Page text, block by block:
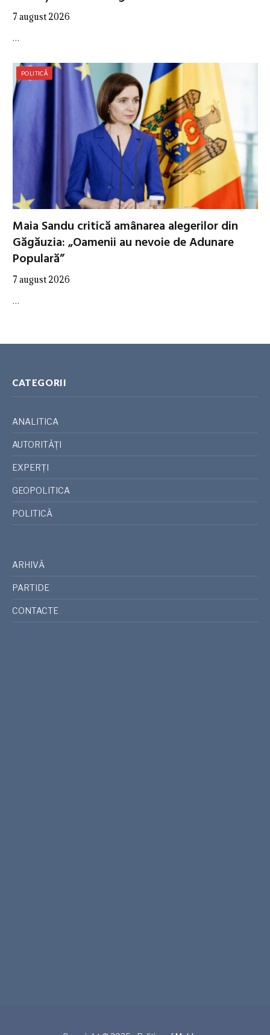
7 august 2026
…
POLITICĂ
Maia Sandu critică amânarea alegerilor din
Găgăuzia: „Oamenii au nevoie de Adunare
Populară”
7 august 2026
…
CATEGORII
ANALITICA
AUTORITĂȚI
EXPERȚI
GEOPOLITICA
POLITICĂ
ARHIVĂ
PARTIDE
CONTACTE